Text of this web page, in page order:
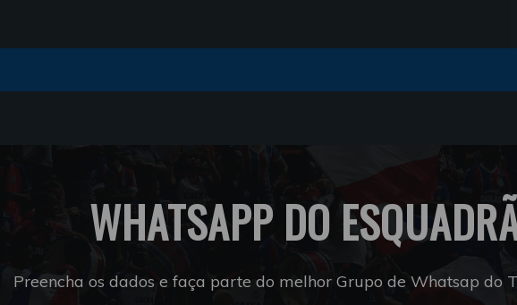
WHATSAPP DO
Preencha os dados e faça parte do melhor Grupo de Whatsap do